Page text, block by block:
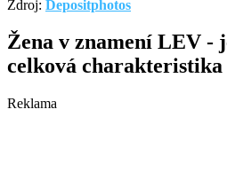
Zdroj: Depositphotos
Žena v znamení LEV -
celková charakteristika
Reklama